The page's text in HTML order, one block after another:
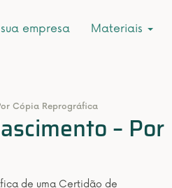
empresa Materiais
Cópia Reprográfica
– Por
de uma Certidão de